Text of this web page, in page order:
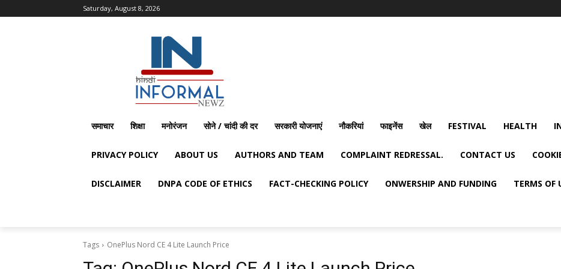
Saturday, August 8, 2026
समाचार शिक्षा मनोरंजन सोने / चांदी की दर सरकारी योजनाएं नौकरियां फाइनेंस खेल FESTIVAL HEALTH
PRIVACY POLICY ABOUT US AUTHORS AND TEAM COMPLAINT REDRESSAL. CONTACT US
DISCLAIMER DNPA CODE OF ETHICS FACT-CHECKING POLICY ONWERSHIP AND FUNDING TERMS OF
Tags OnePlus Nord CE 4 Lite Launch Price